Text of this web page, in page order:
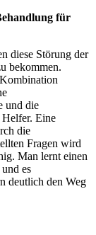
für
diese Störung der
bekommen.
und die
Helfer. Eine
die
Fragen wird
Man lernt einen
es
deutlich den Weg